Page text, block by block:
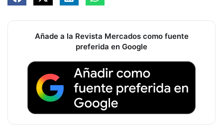
Añade a la Revista Mercados como fuente
preferida en Google